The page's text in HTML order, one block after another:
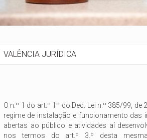
VALÊNCIA JURÍDICA
O n.º 1 do art.º 1º do Dec. Lei n.º 385/99, de
regime de instalação e funcionamento das
abertas ao público e atividades aí
nos termos do art.º 3.º desta